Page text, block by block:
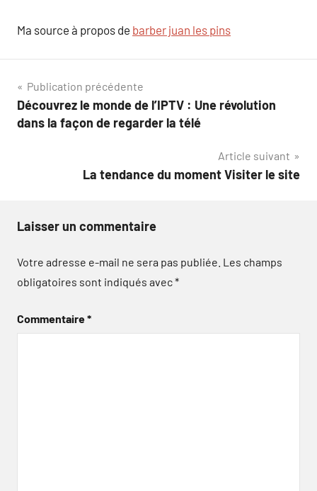
Ma source à propos de barber juan les pins
Navigation
de
Publication précédente
Découvrez le monde de l’IPTV : Une révolution
dans la façon de regarder la télé
Article suivant
La tendance du moment Visiter le site
Laisser un commentaire
Votre adresse e-mail ne sera pas publiée. Les champs
obligatoires sont indiqués avec*
Commentaire*